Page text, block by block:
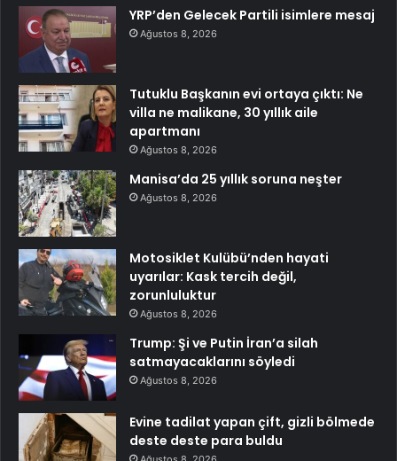
YRP’den Gelecek Partili isimlere mesaj
Ağustos 8, 2026
Tutuklu Başkanın evi ortaya çıktı: Ne
villa ne malikane, 30 yıllık aile
apartmanı
Ağustos 8, 2026
Manisa’da 25 yıllık soruna neşter
Ağustos 8, 2026
Motosiklet Kulübü’nden hayati
uyarılar: Kask tercih değil,
zorunluluktur
Ağustos 8, 2026
Trump: Şi ve Putin İran’a silah
satmayacaklarını söyledi
Ağustos 8, 2026
Evine tadilat yapan çift, gizli bölmede
deste deste para buldu